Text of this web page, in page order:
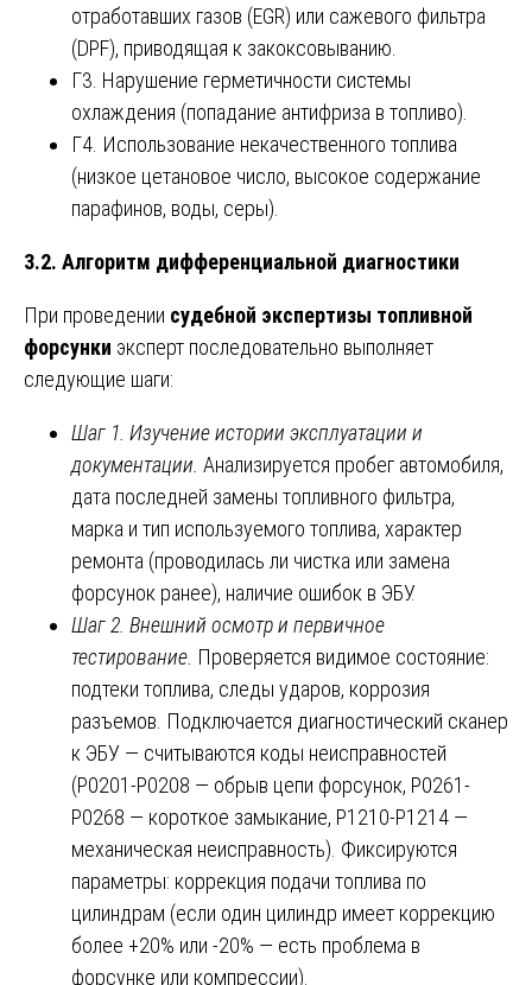
отработавших газов (EGR) или сажевого фильтра
(DPF), приводящая к закоксовыванию.
Г3. Нарушение герметичности системы
охлаждения (попадание антифриза в топливо).
Г4. Использование некачественного топлива
(низкое цетановое число, высокое содержание
парафинов, воды, серы).
3.2. Алгоритм дифференциальной диагностики
При проведении судебной экспертизы топливной
форсунки эксперт последовательно выполняет
следующие шаги:
Шаг 1. Изучение истории эксплуатации и
документации. Анализируется пробег автомобиля,
дата последней замены топливного фильтра,
марка и тип используемого топлива, характер
ремонта (проводилась ли чистка или замена
форсунок ранее), наличие ошибок в ЭБУ.
Шаг 2. Внешний осмотр и первичное
тестирование. Проверяется видимое состояние:
подтеки топлива, следы ударов, коррозия
разъемов. Подключается диагностический сканер
к ЭБУ — считываются коды неисправностей
(P0201-P0208 — обрыв цепи форсунок, P0261-
P0268 — короткое замыкание, P1210-P1214 —
механическая неисправность). Фиксируются
параметры: коррекция подачи топлива по
цилиндрам (если один цилиндр имеет коррекцию
более +20% или -20% — есть проблема в
форсунке или компрессии).